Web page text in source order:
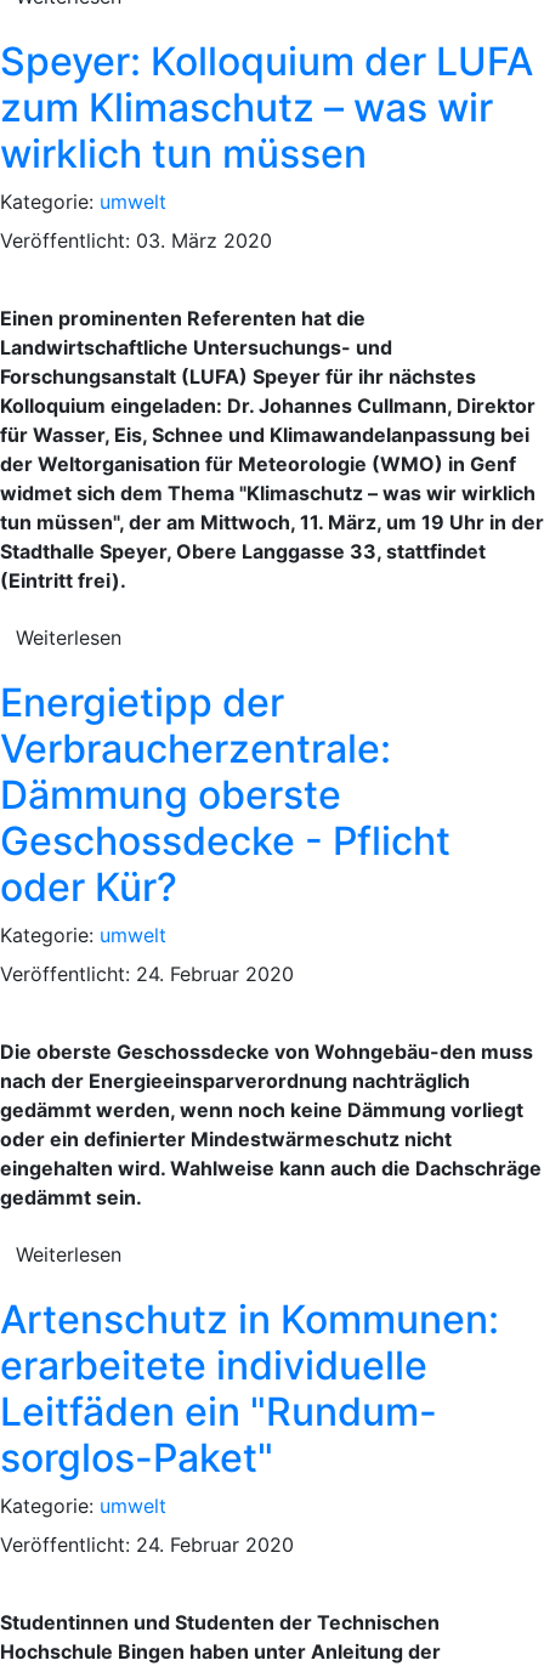
Speyer: Kolloquium der LUFA
zum Klimaschutz – was wir
wirklich tun müssen
Kategorie: umwelt
Veröffentlicht: 03. März 2020
Einen prominenten Referenten hat die
Landwirtschaftliche Untersuchungs- und
Forschungsanstalt (LUFA) Speyer für ihr nächstes
Kolloquium eingeladen: Dr. Johannes Cullmann, Direktor
für Wasser, Eis, Schnee und Klimawandelanpassung bei
der Weltorganisation für Meteorologie (WMO) in Genf
widmet sich dem Thema "Klimaschutz – was wir wirklich
tun müssen", der am Mittwoch, 11. März, um 19 Uhr in der
Stadthalle Speyer, Obere Langgasse 33, stattfindet
(Eintritt frei).
Weiterlesen
Energietipp der
Verbraucherzentrale:
Dämmung oberste
Geschossdecke - Pflicht
oder Kür?
Kategorie: umwelt
Veröffentlicht: 24. Februar 2020
Die oberste Geschossdecke von Wohngebäu-den muss
nach der Energieeinsparverordnung nachträglich
gedämmt werden, wenn noch keine Dämmung vorliegt
oder ein definierter Mindestwärmeschutz nicht
eingehalten wird. Wahlweise kann auch die Dachschräge
gedämmt sein.
Weiterlesen
Artenschutz in Kommunen:
erarbeitete individuelle
Leitfäden ein "Rundum-
sorglos-Paket"
Kategorie: umwelt
Veröffentlicht: 24. Februar 2020
Studentinnen und Studenten der Technischen
Hochschule Bingen haben unter Anleitung der